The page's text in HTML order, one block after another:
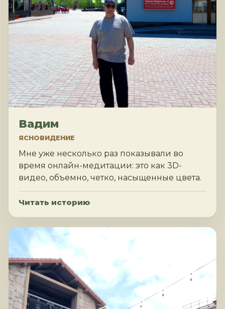
Вадим
ЯСНОВИДЕНИЕ
Мне уже несколько раз показывали во
время онлайн-медитации: это как 3D-
видео, объемно, четко, насыщенные цвета.
Читать историю